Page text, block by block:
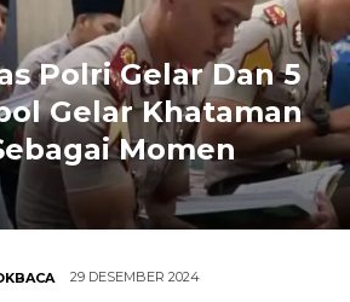
Polri Gelar Dan 5
Gelar Khataman
Momen
29 DESEMBER 2024